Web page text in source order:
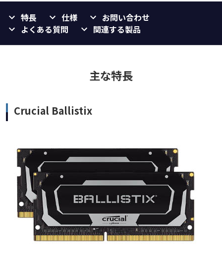
特長 仕様
お問い合わせ
よくある質問
関連する製品
主な特長
Crucial Ballistix